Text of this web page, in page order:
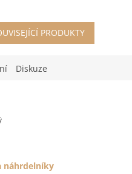
PRODUKTY
Diskuze
náhrdelníky